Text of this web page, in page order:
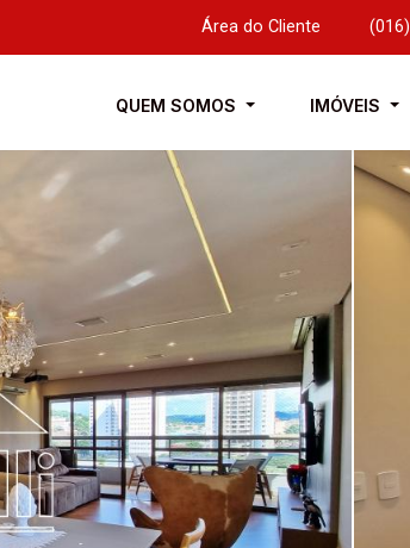
Área do Cliente
QUEM SOMOS IMÓVEIS